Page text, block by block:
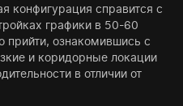
конфигурация справится с
графики в 50-60
ознакомившись с
и коридорные локации
в отличии от